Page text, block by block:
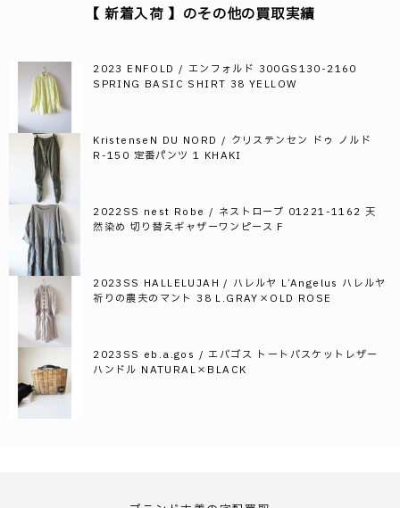
【 新着入荷 】のその他の買取実績
2023 ENFOLD / エンフォルド 300GS130-2160
SPRING BASIC SHIRT 38 YELLOW
KristenseN DU NORD / クリステンセン ドゥ ノルド
R-150 定番パンツ 1 KHAKI
2022SS nest Robe / ネストローブ 01221-1162 天
然染め 切り替えギャザーワンピース F
2023SS HALLELUJAH / ハレルヤ L’Angelus ハレルヤ
祈りの農夫のマント 38 L.GRAY×OLD ROSE
2023SS eb.a.gos / エバゴス トートバスケットレザー
ハンドル NATURAL×BLACK